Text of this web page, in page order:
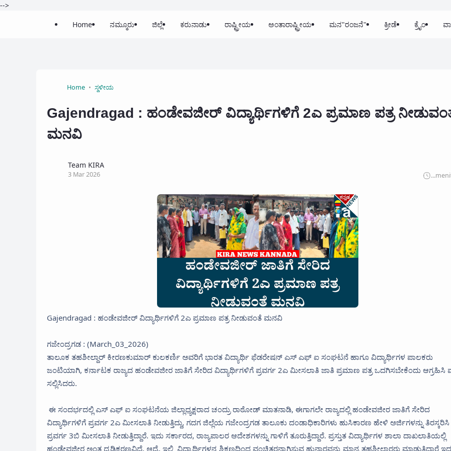
-->
Home
ನಮ್ಮೂರು ಜಿಲ್ಲೆ ಕರುನಾಡು ರಾಷ್ಟ್ರೀಯ ಅಂತಾರಾಷ್ಟ್ರೀಯ ಮನ"ರಂಜನೆ" ಕ್ರೀಡೆ ಕ್ರೈಂ
Home ಸ್ಥಳೀಯ
Gajendragad : ಹಂಡೇವಜೀರ್ ವಿದ್ಯಾರ್ಥಿಗಳಿಗೆ 2ಎ ಪ್ರಮಾಣ ಪತ್ರ
ಮನವಿ
Team KIRA
3 Mar 2026 ...
Gajendragad : ಹಂಡೇವಜೀರ್ ವಿದ್ಯಾರ್ಥಿಗಳಿಗೆ 2ಎ ಪ್ರಮಾಣ ಪತ್ರ ನೀಡುವಂತೆ ಮನವಿ
ಗಜೇಂದ್ರಗಡ : (March_03_2026)
ತಾಲೂಕ ತಹಶೀಲ್ದಾರ್ ಕೀರಣಕುಮಾರ್ ಕುಲಕರ್ಣಿ ಅವರಿಗೆ ಭಾರತ ವಿದ್ಯಾರ್ಥಿ ಫೆಡರೇಷನ್ ಎಸ್ ಎಫ್ ಐ ಸಂಘಟನೆ ಹಾಗೂ ವಿದ್ಯಾರ್ಥಿಗಳ ಪಾಲಕರು
ಜಂಟಿಯಾಗಿ, ಕರ್ನಾಟಕ ರಾಜ್ಯದ ಹಂಡೇವಜೀರ ಜಾತಿಗೆ ಸೇರಿದ ವಿದ್ಯಾರ್ಥಿಗಳಿಗೆ ಪ್ರವರ್ಗ 2ಎ ಮೀಸಲಾತಿ ಜಾತಿ ಪ್ರಮಾಣ ಪತ್ರ ಒದಗಿಸಬೇಕೆಂದು
ಸಲ್ಲಿಸಿದರು.
ಈ ಸಂದರ್ಭದಲ್ಲಿ ಎಸ್ ಎಫ್ ಐ ಸಂಘಟನೆಯ ಜಿಲ್ಲಾಧ್ಯಕ್ಷರಾದ ಚಂದ್ರು ರಾಠೋಡ್ ಮಾತನಾಡಿ, ಈಗಾಗಲೇ ರಾಜ್ಯದಲ್ಲಿ ಹಂಡೇವಜೀರ ಜಾತಿಗೆ ಸೇರಿದ
ವಿದ್ಯಾರ್ಥಿಗಳಿಗೆ ಪ್ರವರ್ಗ 2ಎ ಮೀಸಲಾತಿ ನೀಡುತ್ತಿದ್ದು, ಗದಗ ಜಿಲ್ಲೆಯ ಗಜೇಂದ್ರಗಡ ತಾಲೂಕು ದಂಡಾಧಿಕಾರಿಗಳು ಹುಸಿಕಾರಣ ಹೇಳಿ ಅರ್ಜಿಗಳನ್ನು ತಿರಸ್ಕರಿಸಿ
ಪ್ರವರ್ಗ 3ಬಿ ಮೀಸಲಾತಿ ನೀಡುತ್ತಿದ್ದಾರೆ. ಇದು ಸರ್ಕಾರದ, ರಾಜ್ಯಪಾಲರ ಆದೇಶಗಳನ್ನು ಗಾಳಿಗೆ ತೂರುತ್ತಿದ್ದಾರೆ. ಪ್ರಸ್ತುತ ವಿದ್ಯಾರ್ಥಿಗಳ ಶಾಲಾ ದಾಖಲಾತಿಯಲ್ಲಿ
ಹಂಡೇವಜೀರ ಅಂತ ದೃಢಿಕರಣವಿದೆ. ಆದ್ರೆ, ಇಲ್ಲಿ ವಿದ್ಯಾರ್ಥಿಗಳನ್ನ ಶಿಕ್ಷಣದಿಂದ ವಂಚಿತರನ್ನಾಗಿಸುವ ಹುನ್ನಾರವನ್ನು ಮಾನ್ಯ ತಹಶೀಲ್ದಾರರು ಮಾಡುತ್ತಿದ್ದಾರೆ